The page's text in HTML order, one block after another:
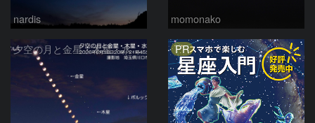
nardis momonako
夕空の月と金星・木星・水星の接近 2026/6/18 PR